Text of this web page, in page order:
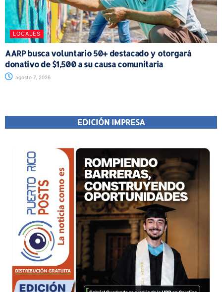
LOCALES
AARP busca voluntario 50+ destacado y otorgará
donativo de $1,500 a su causa comunitaria
agosto 7, 2026
EDICIÓN IMPRESA